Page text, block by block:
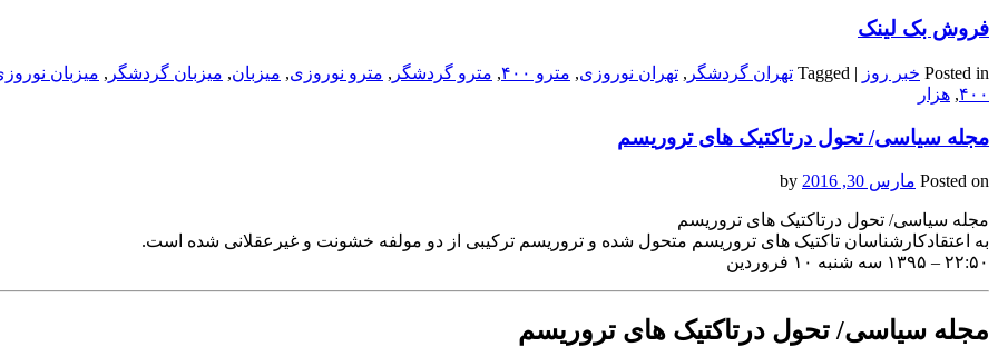
فروش بک لینک
Posted in خبر روز |
Tagged تهران گردشگر , تهران نوروزی, مترو ۴۰۰ , مترو گردشگر , مترو نوروزی, میزبان, میزبان گردشگر , میزبان
۴۰۰, هزار
مجله سیاسی/ تحول درتاکتیک های تروریسم
Posted on مارس 30, 2016
مجله سیاسی/ تحول درتاکتیک های تروریسم
به اعتقادکارشناسان تاکتیک های تروریسم متحول شده و تروریسم ترکیبی از دو مولفه خشونت و غیرعقلانی شده است.
۲۲:۵۰ – ۱۳۹۵ سه شنبه ۱۰ فروردین
مجله سیاسی/ تحول درتاکتیک های تروریسم